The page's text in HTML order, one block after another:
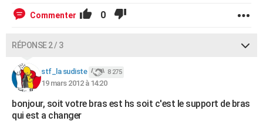
Bricolage
Lifestyle
Culture
Sport
Auto
Television
Voyage
Cinema Commenter 0
RÉPONSE 2 / 3
stf_la sudiste 8 275
19 mars 2012 à 14:20
bonjour, soit votre bras est hs soit c'est le support de bras
qui est a changer